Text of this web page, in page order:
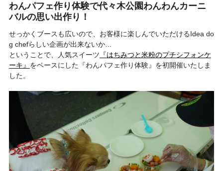
わんパフェ作り体験で代々木公園わんわんカーニ
バルの思い出作り！
せっかくブースも広いので、お客様に楽しんでいただけるIdea do
g chefらしい企画が出来ないか…
ということで、人気スイーツ 『はちみつと米粉のプチシフォンケ
ーキ』 をベースにした『わんパフェ作り体験』を初開催いたしま
した。